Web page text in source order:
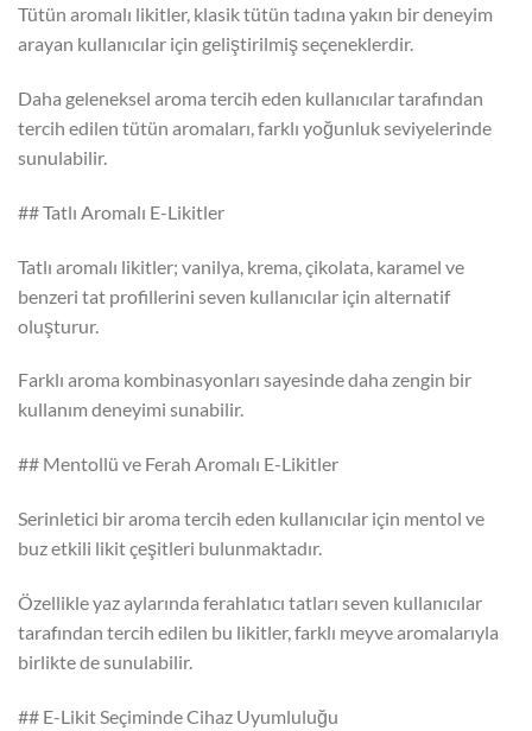
Tütün aromalı likitler, klasik tütün tadına yakın bir deneyim
arayan kullanıcılar için geliştirilmiş seçeneklerdir.
Daha geleneksel aroma tercih eden kullanıcılar tarafından
tercih edilen tütün aromaları, farklı yoğunluk seviyelerinde
sunulabilir.
## Tatlı Aromalı E-Likitler
Tatlı aromalı likitler; vanilya, krema, çikolata, karamel ve
benzeri tat profillerini seven kullanıcılar için alternatif
oluşturur.
Farklı aroma kombinasyonları sayesinde daha zengin bir
kullanım deneyimi sunabilir.
## Mentollü ve Ferah Aromalı E-Likitler
Serinletici bir aroma tercih eden kullanıcılar için mentol ve
buz etkili likit çeşitleri bulunmaktadır.
Özellikle yaz aylarında ferahlatıcı tatları seven kullanıcılar
tarafından tercih edilen bu likitler, farklı meyve aromalarıyla
birlikte de sunulabilir.
## E-Likit Seçiminde Cihaz Uyumluluğu